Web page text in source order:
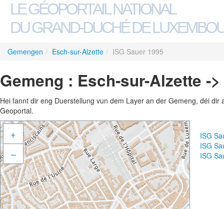
LE GÉOPORTAIL NATIONAL
DU GRAND-DUCHÉ DE
Gemengen / Esch-sur-Alzette / ISG Sauer 1995
Gemeng : Esch-sur-Alzette -
Hei fannt dir eng Duerstellung vun dem Layer an der Gemeng, déi
Geoportal.
+
–
ISG
ISG
ISG